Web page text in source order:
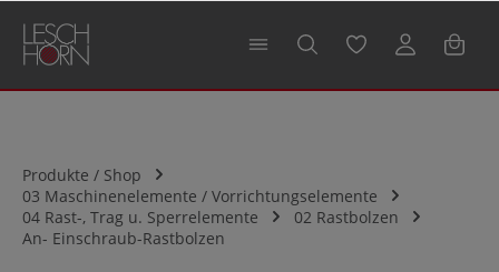
springen
Produkte / Shop
03 Maschinenelemente / Vorrichtungselemente
04 Rast-, Trag u. Sperrelemente
02 Rastbolzen
An- Einschraub-Rastbolzen